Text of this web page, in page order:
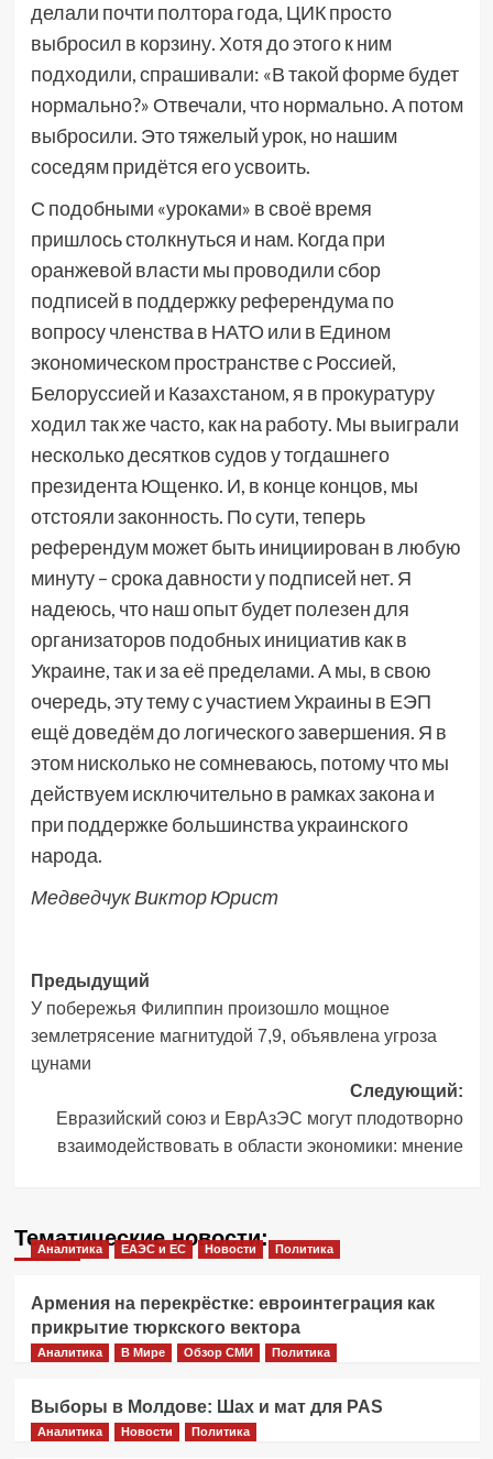
делали почти полтора года, ЦИК просто
выбросил в корзину. Хотя до этого к ним
подходили, спрашивали: «В такой форме будет
нормально?» Отвечали, что нормально. А потом
выбросили. Это тяжелый урок, но нашим
соседям придётся его усвоить.
С подобными «уроками» в своё время
пришлось столкнуться и нам. Когда при
оранжевой власти мы проводили сбор
подписей в поддержку референдума по
вопросу членства в НАТО или в Едином
экономическом пространстве с Россией,
Белоруссией и Казахстаном, я в прокуратуру
ходил так же часто, как на работу. Мы выиграли
несколько десятков судов у тогдашнего
президента Ющенко. И, в конце концов, мы
отстояли законность. По сути, теперь
референдум может быть инициирован в любую
минуту – срока давности у подписей нет. Я
надеюсь, что наш опыт будет полезен для
организаторов подобных инициатив как в
Украине, так и за её пределами. А мы, в свою
очередь, эту тему с участием Украины в ЕЭП
ещё доведём до логического завершения. Я в
этом нисколько не сомневаюсь, потому что мы
действуем исключительно в рамках закона и
при поддержке большинства украинского
народа.
Медведчук ВикторЮрист
Навигация
записи
Предыдущий
У побережья Филиппин произошло мощное
землетрясение магнитудой 7,9, объявлена угроза
цунами
Следующий:
Евразийский союз и ЕврАзЭС могут плодотворно
взаимодействовать в области экономики: мнение
Тематические новости:
Аналитика ЕАЭС и ЕС Новости Политика
Армения на перекрёстке: евроинтеграция как
прикрытие тюркского вектора
Аналитика В Мире Обзор СМИ Политика
Выборы в Молдове: Шах и мат для PAS
Аналитика Новости Политика